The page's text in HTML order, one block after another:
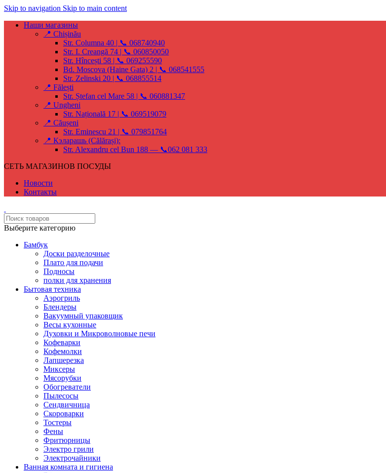
Skip to navigation Skip to main content
Наши магазины
📍 Chișinău
Str. Columna 40 | 📞 068740940
Str. I. Creangă 74 | 📞 060850050
Str. Hîncești 58 | 📞 069255590
Bd. Moscova (Haine Gata) 2 | 📞 068541555
Str. Zelinski 20 | 📞 068855514
📍 Fălești
Str. Ștefan cel Mare 58 | 📞 060881347
📍 Ungheni
Str. Națională 17 | 📞 069519079
📍 Căușeni
Str. Eminescu 21 | 📞 079851764
📍 Кэларашь (Călărași):
Str. Alexandru cel Bun 188 — 📞062 081 333
СЕТЬ МАГАЗИНОВ ПОСУДЫ
Новости
Контакты
Выберите категорию
Бамбук
Доски разделочные
Плато для подачи
Подносы
полки для хранения
Бытовая техника
Аэрогриль
Блендеры
Вакуумный упаковщик
Весы кухонные
Духовки и Микроволновые печи
Кофеварки
Кофемолки
Лапшерезка
Миксеры
Мясорубки
Обогреватели
Пылесосы
Сендвичница
Скороварки
Тостеры
Фены
Фритюрницы
Электро грили
Электрочайники
Ванная комната и гигиена